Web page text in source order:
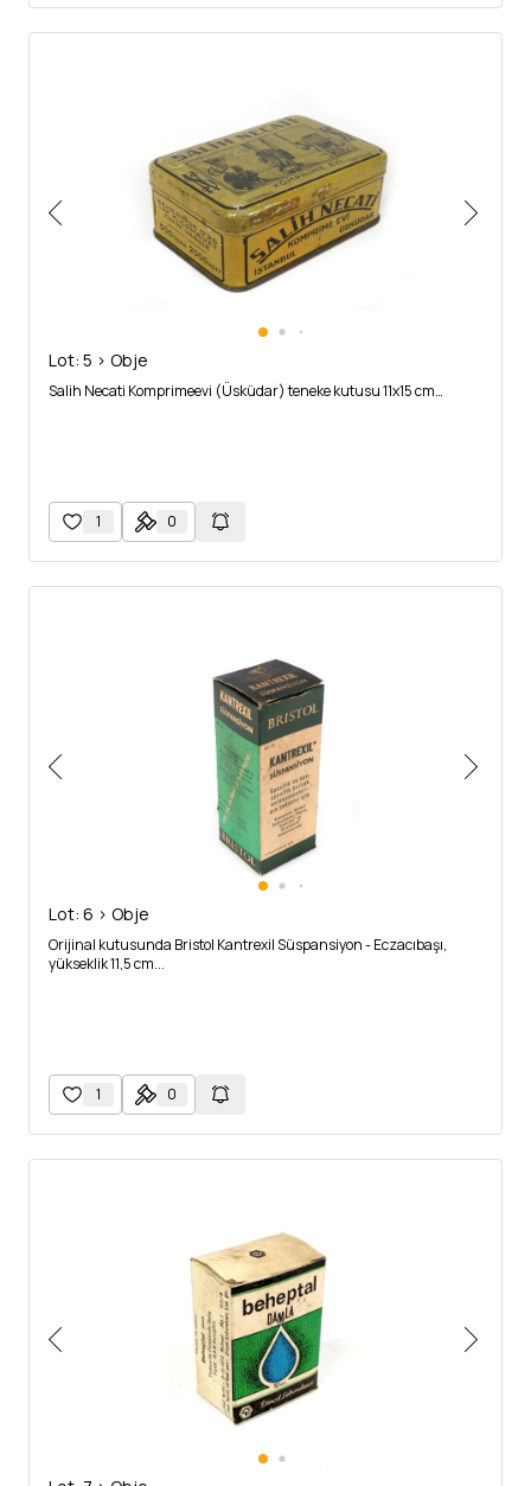
Lot: 5 > Obje
Salih Necati Komprimeevi (Üsküdar) teneke kutusu 11x15 cm…
1 0
Lot: 6 > Obje
Orijinal kutusunda Bristol Kantrexil Süspansiyon - Eczacıbaşı,
yükseklik 11,5 cm...
1 0